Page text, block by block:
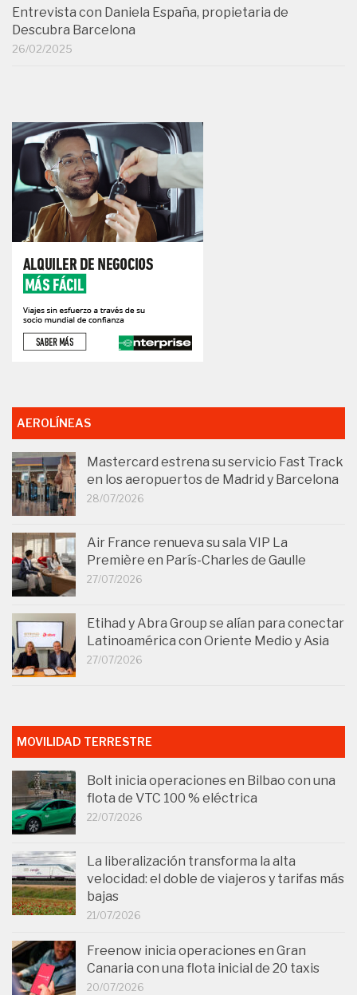
Entrevista con Daniela España, propietaria de
Descubra Barcelona
26/02/2025
AEROLÍNEAS
Mastercard estrena su servicio Fast Track
en los aeropuertos de Madrid y Barcelona
28/07/2026
Air France renueva su sala VIP La
Première en París-Charles de Gaulle
27/07/2026
Etihad y Abra Group se alían para conectar
Latinoamérica con Oriente Medio y Asia
27/07/2026
MOVILIDAD TERRESTRE
Bolt inicia operaciones en Bilbao con una
flota de VTC 100 % eléctrica
22/07/2026
La liberalización transforma la alta
velocidad: el doble de viajeros y tarifas más
bajas
21/07/2026
Freenow inicia operaciones en Gran
Canaria con una flota inicial de 20 taxis
20/07/2026